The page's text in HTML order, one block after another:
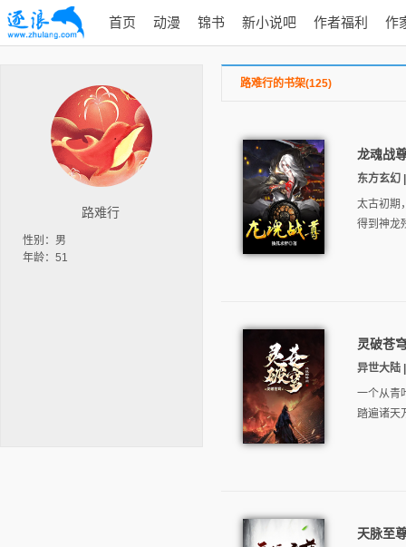
首页 动漫 锦书 新小说吧 作者福利 作
路难行
性别：男
年龄：51
路难行的书架(125)
龙魂战
东方玄幻
太古初期
得到神龙
灵破苍
异世大陆
一个从青
踏遍诸天
天脉至